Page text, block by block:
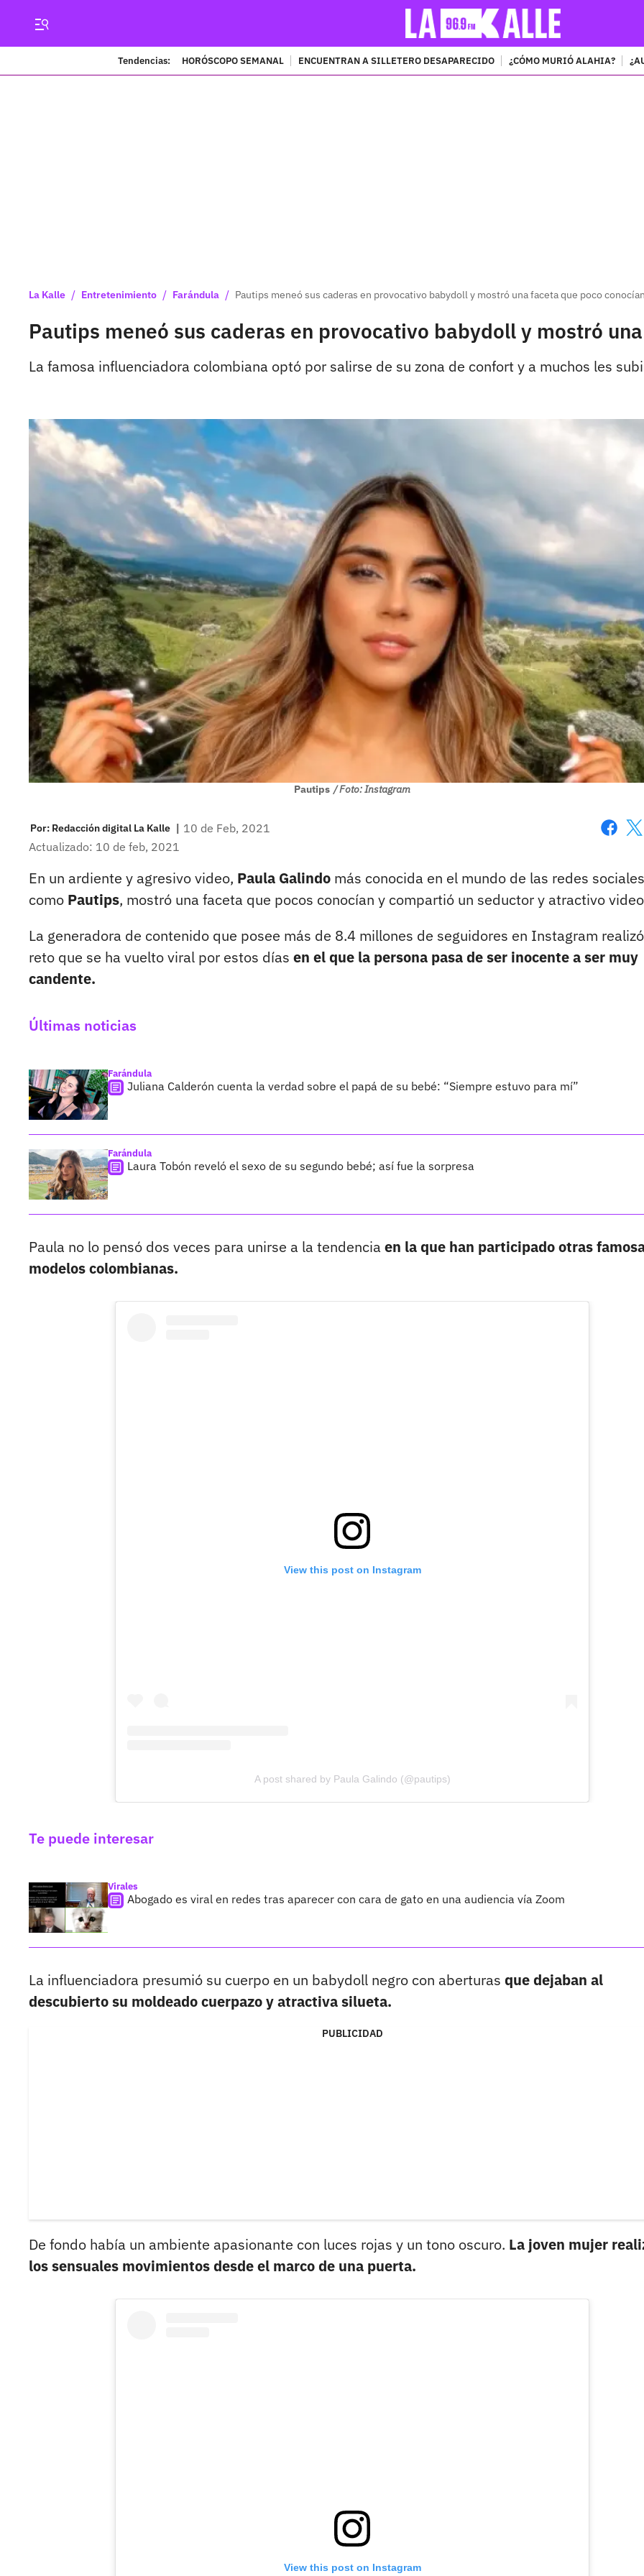
Tendencias: HORÓSCOPO SEMANAL ENCUENTRAN A SILLETERO DESAPARECIDO ¿CÓMO MURIÓ ALAHIA?
La Kalle / Entretenimiento / Farándula / Pautips meneó sus caderas en provocativo babydoll y mostró una faceta que poco
Pautips meneó sus caderas en provocativo babydoll y mostró
La famosa influenciadora colombiana optó por salirse de su zona de confort y a muchos les
Pautips / Foto: Instagram
Por: Redacción digital La Kalle | 10 de Feb, 2021
Actualizado: 10 de feb, 2021
En un ardiente y agresivo video, Paula Galindo más conocida en el mundo de las redes sociales
como Pautips, mostró una faceta que pocos conocían y compartió un seductor y atractivo
La generadora de contenido que posee más de 8.4 millones de seguidores en Instagram
reto que se ha vuelto viral por estos días en el que la persona pasa de ser inocente a ser muy
candente.
Últimas noticias
Farándula
Juliana Calderón cuenta la verdad sobre el papá de su bebé: “Siempre estuvo para mí”
Farándula
Laura Tobón reveló el sexo de su segundo bebé; así fue la sorpresa
Paula no lo pensó dos veces para unirse a la tendencia en la que han participado otras
modelos colombianas.
View this post on Instagram
A post shared by Paula Galindo (@pautips)
Te puede interesar
Virales
Abogado es viral en redes tras aparecer con cara de gato en una audiencia vía Zoom
La influenciadora presumió su cuerpo en un babydoll negro con aberturas que dejaban al
descubierto su moldeado cuerpazo y atractiva silueta.
PUBLICIDAD
De fondo había un ambiente apasionante con luces rojas y un tono oscuro. La joven mujer
los sensuales movimientos desde el marco de una puerta.
View this post on Instagram